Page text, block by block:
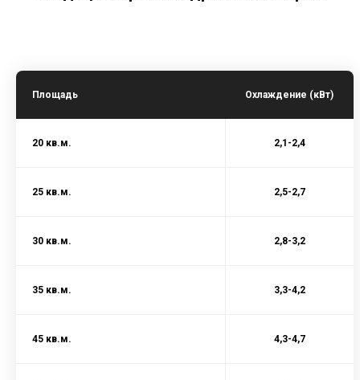
Площадь Охлаждение (кВт)
20 кв.м. 2,1-2,4
25 кв.м. 2,5-2,7
30 кв.м. 2,8-3,2
35 кв.м. 3,3-4,2
45 кв.м. 4,3-4,7